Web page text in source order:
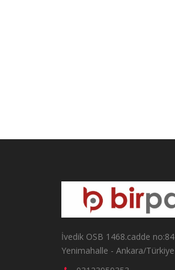
İvedik OSB 1468.cadde no:84
Yenimahalle - Ankara/Türkiye